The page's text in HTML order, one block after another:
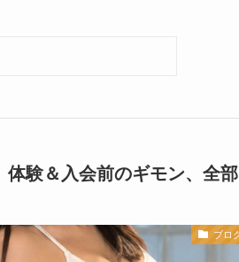
体験＆入会前のギモン、全部
ブロ